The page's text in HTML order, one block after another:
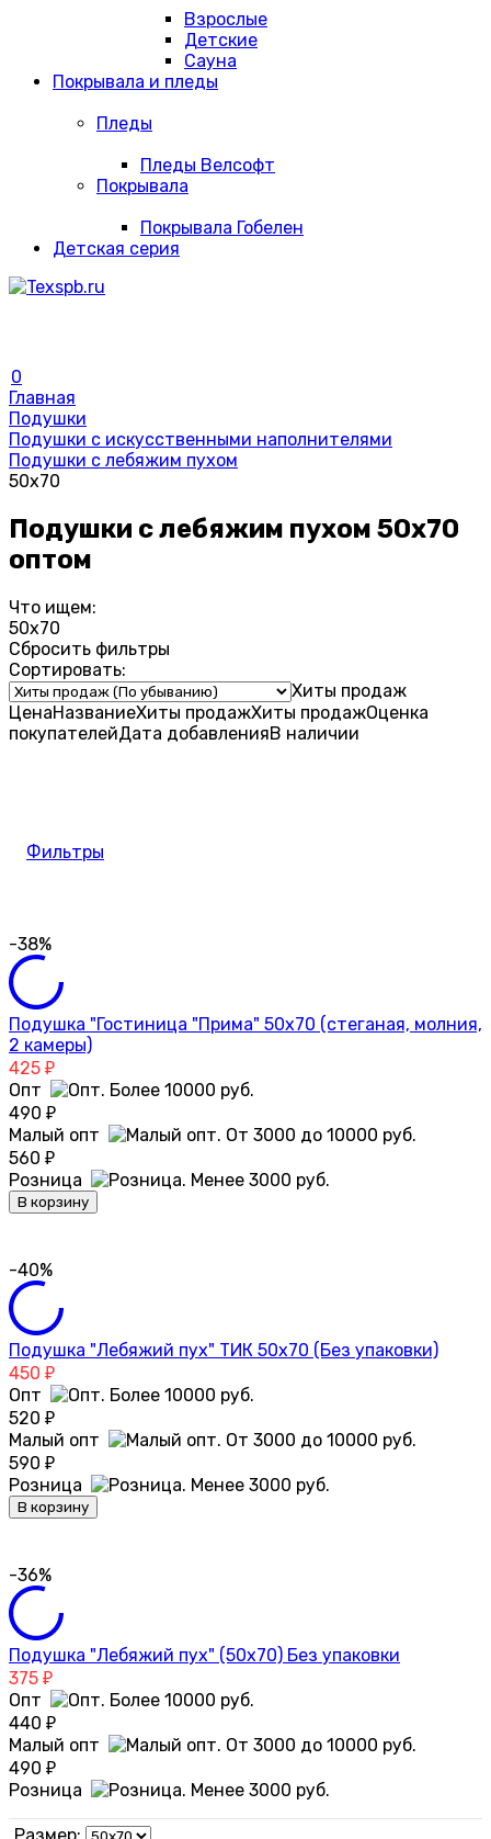
Взрослые
Детские
Сауна
Покрывала и пледы
Пледы
Пледы Велсофт
Покрывала
Покрывала Гобелен
Детская серия
0
Главная
Подушки
Подушки с искусственными наполнителями
Подушки с лебяжим пухом
50х70
Подушки с лебяжим пухом 50х70
оптом
Что ищем:
50х70
Сбросить фильтры
Сортировать:
Хиты продаж
ЦенаНазваниеХиты продажХиты продажОценка
покупателейДата добавленияВ наличии
Фильтры
-38%
Подушка "Гостиница "Прима" 50х70 (стеганая, молния,
2 камеры)
425 ₽
Опт
490 ₽
Малый опт
560 ₽
Розница
В корзину
-40%
Подушка "Лебяжий пух" ТИК 50х70 (Без упаковки)
450 ₽
Опт
520 ₽
Малый опт
590 ₽
Розница
В корзину
-36%
Подушка "Лебяжий пух" (50х70) Без упаковки
375 ₽
Опт
440 ₽
Малый опт
490 ₽
Розница